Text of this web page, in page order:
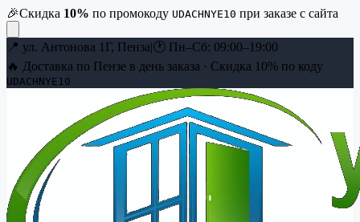
🎉Скидка 10% по промокоду UDACHNYE10 при заказе с сайта
📍 ул. Антонова 1Г, Пенза|🕐 Пн–Сб: 09:00–19:00
🔥 Доставка по Пензе в день заказа · Скидка 10% по коду
UDACHNYE10